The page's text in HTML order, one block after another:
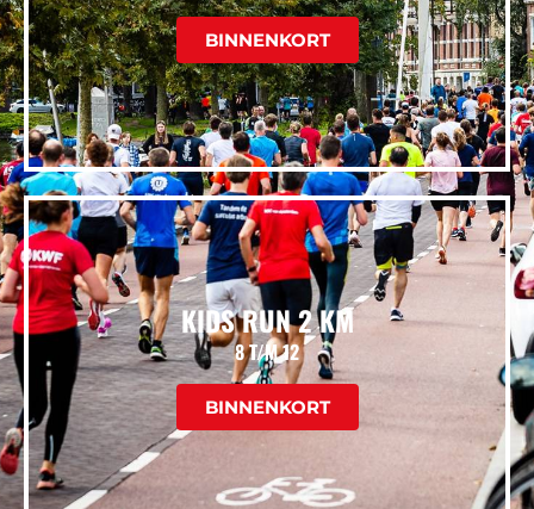
BINNENKORT
KIDS RUN 2 KM
8 T/M 12
BINNENKORT